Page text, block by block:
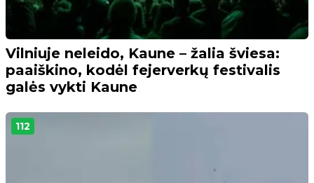
Vilniuje neleido, Kaune – žalia šviesa:
paaiškino, kodėl fejerverkų festivalis
galės vykti Kaune
112